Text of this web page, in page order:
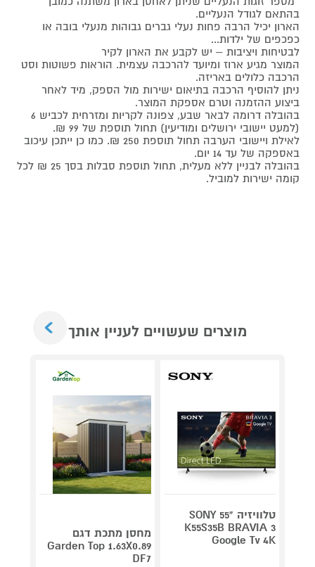
בהתאם לגודל הנעליים.
הארון יכיל הרבה פחות נעלי גברים גבוהות מנעלי בובה או
כפכפים של ילדות...
לבטיחות ויציבות – יש לקבע את הארון לקיר
המוצר מגיע ארוז ומיועד להרכבה עצמית. הוראות פשוטות וסט
הרכבה כלולים באריזה.
ניתן להוסיף הרכבה בתיאום ישירות מול הספק, מיד לאחר
ביצוע ההזמנה וטרם אספקת המוצר.
בהובלה דרומה לבאר שבע, צפונה לקריות ומזרחית לכביש 6
(למעט יישובי ירושלים ומודיעין) תחול תוספת של 99 ₪.
לאילת ויישובי הערבה תחול תוספת 250 ₪. כמו כן ייתכן עיכוב
באספקה של עד 14 יום.
בהובלה לבניין ללא מעלית, תחול תוספת סבלות בסך 25 ₪ לכל
קומה ישירות למוביל.
מוצרים שעשויים לעניין אותך
טלוויזיה "55 SONY
K55S35B BRAVIA 3
Google Tv 4K
מחסן מתכת דגם
Garden Top 1.63X0.89
DF7